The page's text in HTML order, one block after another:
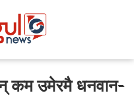
कम उमेरमै धनवान-